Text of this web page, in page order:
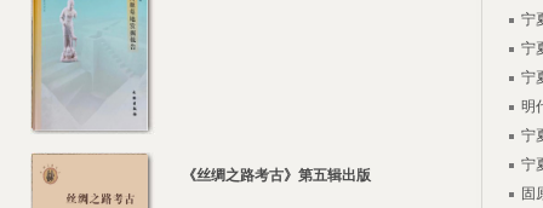
《丝绸之路考古》第五辑出版
宁
宁
宁
明
宁
宁
固